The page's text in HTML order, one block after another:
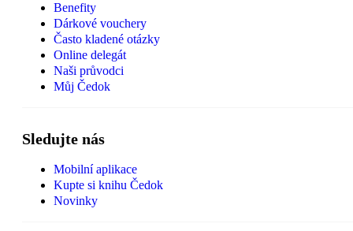
Benefity
Dárkové vouchery
Často kladené otázky
Online delegát
Naši průvodci
Můj Čedok
Sledujte nás
Mobilní aplikace
Kupte si knihu Čedok
Novinky